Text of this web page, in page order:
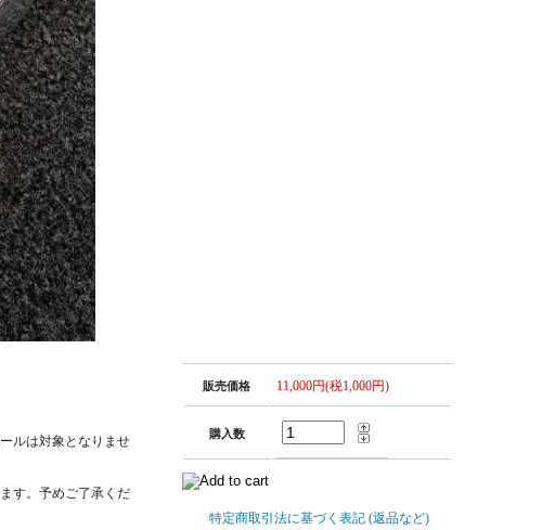
ルは対象となりませ
す。予めご了承くだ
販売価格 11,000円(税1,000円)
購入数
特定商取引法に基づく表記 (返品など)